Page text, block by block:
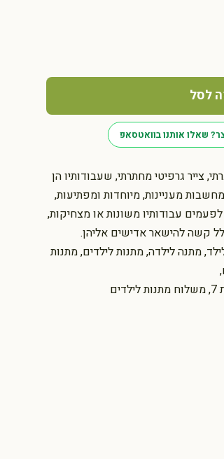
צייר גרפיטי מחתרתי, שעבודותיו הן
מעניינות, מיוחדות ומפתיעות,
עבודותיו משונות או מצחיקות,
קשה להישאר אדישים אליהן.
מתנה לילדה, מתנות לילדים, מתנות
לסל
שאלו אותנו בוואטסאפ